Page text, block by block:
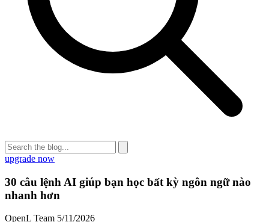
upgrade now
30 câu lệnh AI giúp bạn học bất kỳ ngôn ngữ nào
nhanh hơn
OpenL Team 5/11/2026